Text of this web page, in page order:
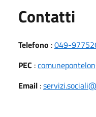
Contatti
Telefono :049-
PEC :
Email :